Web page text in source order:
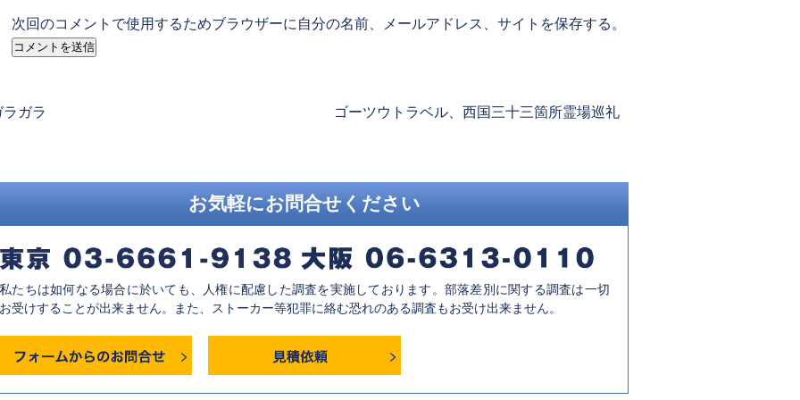
次回のコメントで使用するためブラウザーに自分の名前、メールアドレス、サイトを保存する。
ラガラ Next
ゴーツウトラベル、西国三十三箇所霊場巡礼
お気軽にお問合せください
私たちは如何なる場合に於いても、人権に配慮した調査を実施しております。部落差別に関する調査は一切
お受けすることが出来ません。また、ストーカー等犯罪に絡む恐れのある調査もお受け出来ません。